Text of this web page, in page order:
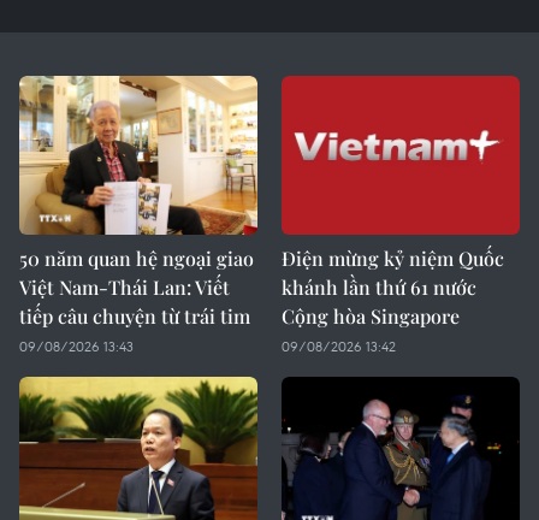
50 năm quan hệ ngoại giao
Việt Nam-Thái Lan: Viết
tiếp câu chuyện từ trái tim
09/08/2026 13:43
Điện mừng kỷ niệm Quốc
khánh lần thứ 61 nước
Cộng hòa Singapore
09/08/2026 13:42